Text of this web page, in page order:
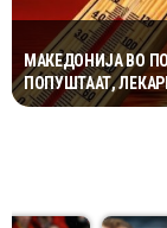
МАКЕДОНИЈА ВО
ПОПУШТААТ,
ПРЕТПАЗЛИВОСТ